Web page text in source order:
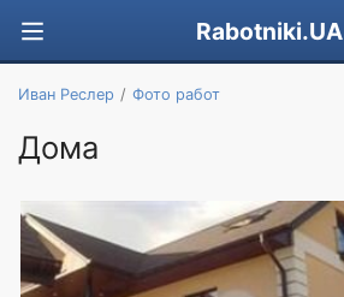
Rabotniki.UA
Иван Реслер Фото работ
Дома